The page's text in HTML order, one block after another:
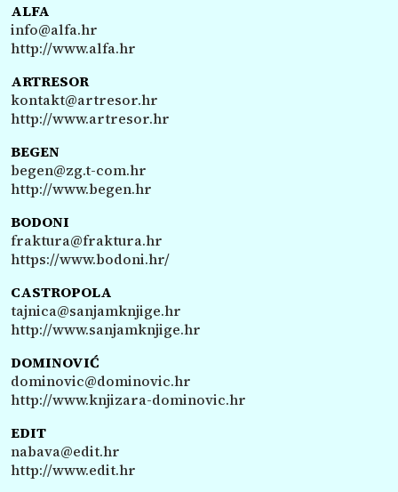
ALFA
info@alfa.hr
http://www.alfa.hr
ARTRESOR
kontakt@artresor.hr
http://www.artresor.hr
BEGEN
begen@zg.t-com.hr
http://www.begen.hr
BODONI
fraktura@fraktura.hr
https://www.bodoni.hr/
CASTROPOLA
tajnica@sanjamknjige.hr
http://www.sanjamknjige.hr
DOMINOVIĆ
dominovic@dominovic.hr
http://www.knjizara-dominovic.hr
EDIT
nabava@edit.hr
http://www.edit.hr